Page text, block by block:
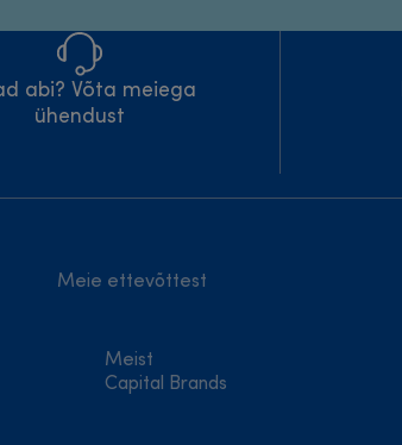
abi? Võta meiega
ühendust
Meie ettevõttest
Meist
Capital Brands